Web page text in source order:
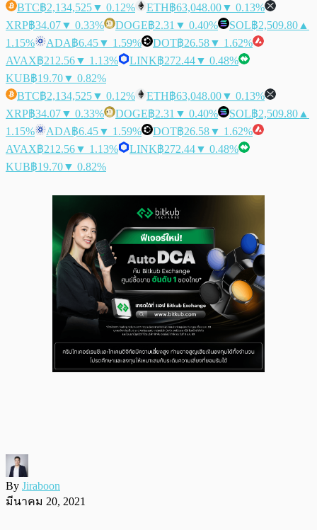
BTC฿2,134,525▼ 0.12% ETH฿63,048.00▼ 0.13%
XRP฿34.07▼ 0.33% DOGE฿2.31 ▼ 0.40% SOL฿2,509.80 ▲
1.15%
ADA฿6.45▼ 1.59% DOT฿26.58▼ 1.62%
AVAX฿212.56▼ 1.13% LINK฿272.44▼ 0.48%
KUB฿19.70▼ 0.82%
BTC฿2,134,525▼ 0.12% ETH฿63,048.00▼ 0.13%
XRP฿34.07▼ 0.33% DOGE฿2.31 ▼ 0.40% SOL฿2,509.80 ▲
1.15%
ADA฿6.45▼ 1.59% DOT฿26.58▼ 1.62%
AVAX฿212.56▼ 1.13% LINK฿272.44▼ 0.48%
KUB฿19.70▼ 0.82%
By Jiraboon
มีนาคม 20, 2021